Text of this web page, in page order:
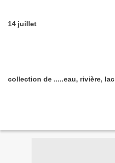
14 juillet
collection de .....eau, rivière, lac